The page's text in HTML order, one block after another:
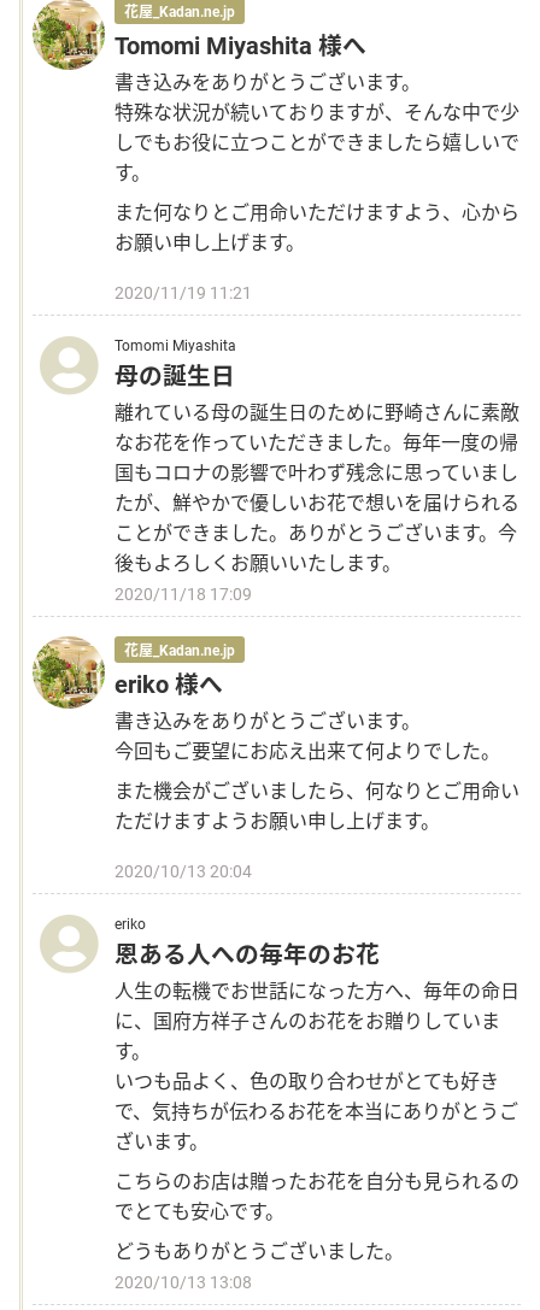
花屋_Kadan.ne.jp
Tomomi Miyashita 様へ
書き込みをありがとうございます。
特殊な状況が続いておりますが、そんな中で少
しでもお役に立つことができましたら嬉しいで
す。
また何なりとご用命いただけますよう、心から
お願い申し上げます。
2020/11/19 11:21
Tomomi Miyashita
母の誕生日
離れている母の誕生日のために野崎さんに素敵
なお花を作っていただきました。毎年一度の帰
国もコロナの影響で叶わず残念に思っていまし
たが、鮮やかで優しいお花で想いを届けられる
ことができました。ありがとうございます。今
後もよろしくお願いいたします。
2020/11/18 17:09
花屋_Kadan.ne.jp
eriko 様へ
書き込みをありがとうございます。
今回もご要望にお応え出来て何よりでした。
また機会がございましたら、何なりとご用命い
ただけますようお願い申し上げます。
2020/10/13 20:04
eriko
恩ある人への毎年のお花
人生の転機でお世話になった方へ、毎年の命日
に、国府方祥子さんのお花をお贈りしていま
す。
いつも品よく、色の取り合わせがとても好き
で、気持ちが伝わるお花を本当にありがとうご
ざいます。
こちらのお店は贈ったお花を自分も見られるの
でとても安心です。
どうもありがとうございました。
2020/10/13 13:08